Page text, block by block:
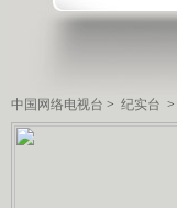
中国网络电视台 > 纪实台 >